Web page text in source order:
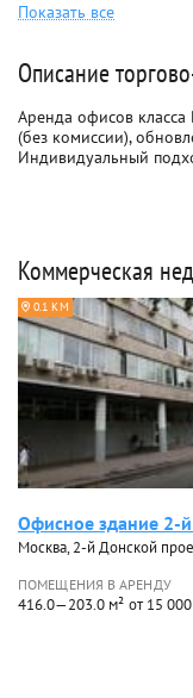
Показать все
Описание
Аренда офисов
(без комиссии),
Индивидуальный
Коммерческая
0.1 КМ
Офисное здание 2-
Москва, 2-й Донской
ПОМЕЩЕНИЯ В АРЕНДУ
416.0—203.0 м² от 15